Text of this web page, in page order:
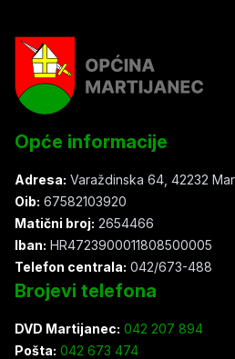
Opće informacije
Adresa: Varaždinska 64, 42232
Oib: 67582103920
Matični broj: 2654466
Iban: HR4723900011808500005
Telefon centrala: 042/673-488
Brojevi telefona
DVD Martijanec: 042 207 894
Pošta: 042 673 474